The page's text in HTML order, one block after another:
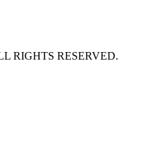
RIGHTS RESERVED.